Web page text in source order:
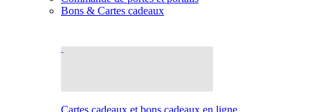
Bons & Cartes cadeaux
Cartes cadeaux et bons cadeaux en ligne